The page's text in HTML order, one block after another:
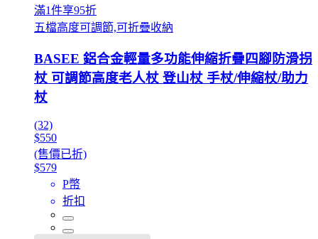
滿1件享95折
五檔高度可調節,可折疊收納
BASEE 鋁合金輕量多功能伸縮折疊四腳防滑拐
杖 可調節高度老人杖 登山杖 手杖/伸縮杖/助力
杖
(32)
$550
(售價已折)
$579
P幣
折扣